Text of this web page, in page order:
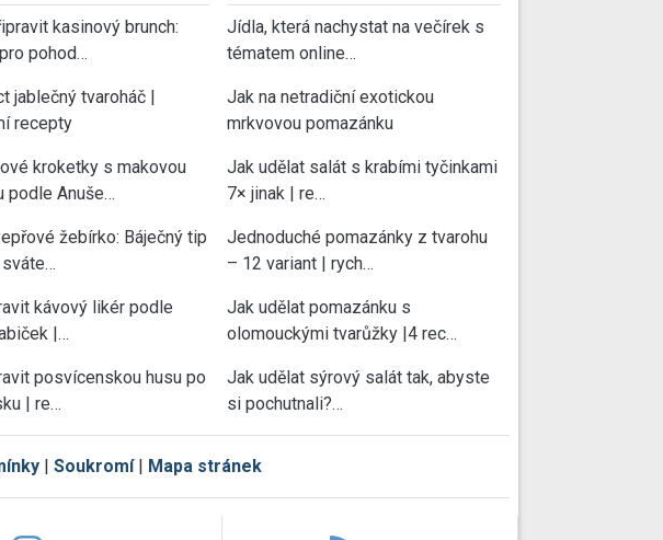
kasinový brunch:
pohod…
jablečný tvaroháč |
recepty
kroketky s makovou
podle Anuše…
žebírko: Báječný tip
sváte…
kávový likér podle
|…
posvícenskou husu po
| re…
Jídla, která nachystat na večírek s
tématem online…
Jak na netradiční exotickou
mrkvovou pomazánku
Jak udělat salát s krabími tyčinkami
7× jinak | re…
Jednoduché pomazánky z tvarohu
– 12 variant | rych…
Jak udělat pomazánku s
olomouckými tvarůžky |4 rec…
Jak udělat sýrový salát tak, abyste
si pochutnali?…
| Soukromí| Mapa stránek